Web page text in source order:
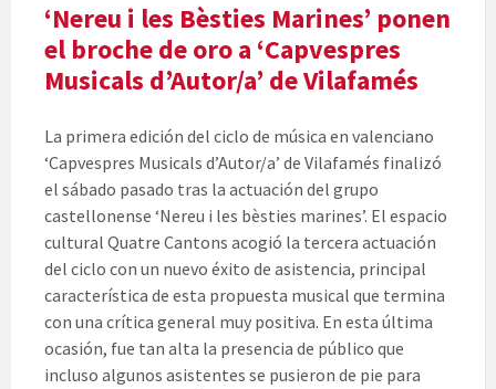
‘Nereu i les Bèsties Marines’ ponen
el broche de oro a ‘Capvespres
Musicals d’Autor/a’ de Vilafamés
La primera edición del ciclo de música en valenciano
‘Capvespres Musicals d’Autor/a’ de Vilafamés finalizó
el sábado pasado tras la actuación del grupo
castellonense ‘Nereu i les bèsties marines’. El espacio
cultural Quatre Cantons acogió la tercera actuación
del ciclo con un nuevo éxito de asistencia, principal
característica de esta propuesta musical que termina
con una crítica general muy positiva. En esta última
ocasión, fue tan alta la presencia de público que
incluso algunos asistentes se pusieron de pie para